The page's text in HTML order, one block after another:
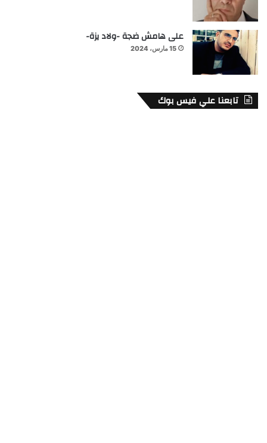
على هامش ضجة -ولاد يزة-
15 مارس، 2024
تابعنا علي فيس بوك